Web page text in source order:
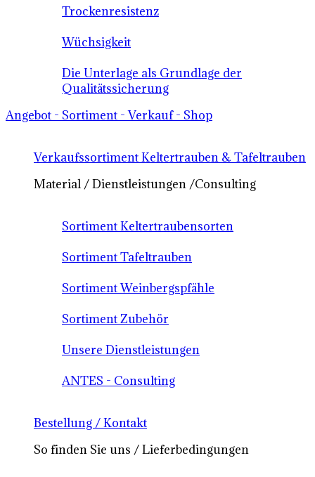
Trockenresistenz
Wüchsigkeit
Die Unterlage als Grundlage der
Qualitätssicherung
Angebot - Sortiment - Verkauf - Shop
Verkaufssortiment Keltertrauben & Tafeltrauben
Material / Dienstleistungen /Consulting
Sortiment Keltertraubensorten
Sortiment Tafeltrauben
Sortiment Weinbergspfähle
Sortiment Zubehör
Unsere Dienstleistungen
ANTES - Consulting
Bestellung / Kontakt
So finden Sie uns / Lieferbedingungen